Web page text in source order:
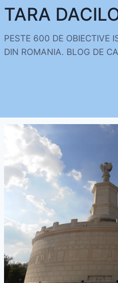
Skip
content
TARA
PESTE 600 DE OBIECTIVE
DIN ROMANIA. BLOG DE